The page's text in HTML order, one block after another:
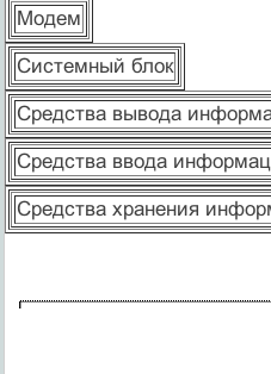
Модем
Системный блок
Средства вывода
Средства ввода
Средства хранения